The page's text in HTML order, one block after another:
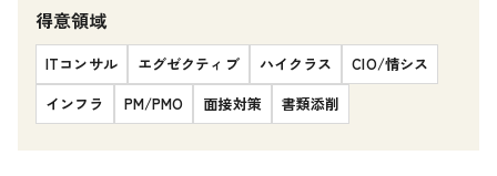
得意領域
ITコンサル エグゼクティブ ハイクラス
CIO/情シス
インフラ
PM/PMO 面接対策 書類添削